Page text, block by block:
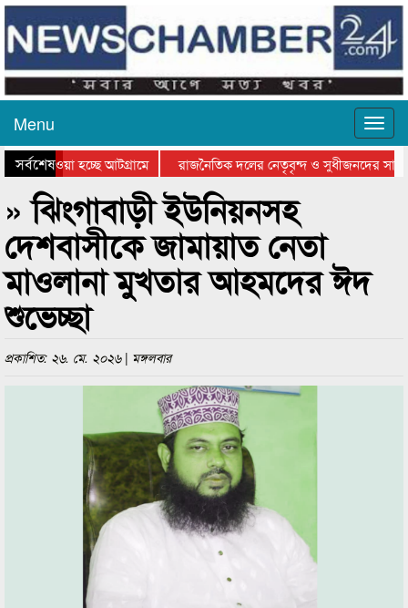
Menu
সর্বশেষ
যাওয়া হচ্ছে আটগ্রামে
রাজনৈতিক দলের নেতৃবৃন্দ ও সুধীজনদের সাথে
পুরস্কার বিতরণ সম্পন্ন
সিলেটে বাংলাদেশ গ্রুপ থিয়েটার
» ঝিংগাবাড়ী ইউনিয়নসহ
দেশবাসীকে জামায়াত নেতা
মাওলানা মুখতার আহমদের ঈদ
শুভেচ্ছা
প্রকাশিত: ২৬. মে. ২০২৬ | মঙ্গলবার